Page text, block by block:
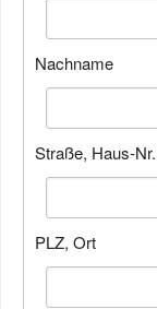
Nachname
Straße, Haus-Nr.
PLZ, Ort